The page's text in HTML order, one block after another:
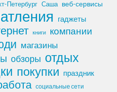
Петербург Саша веб-сервисы
гаджеты
книги компании
магазины
обзоры отдых
покупки праздник
социальные сети